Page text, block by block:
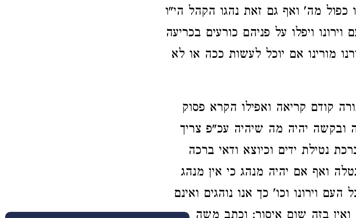
כפול מה' ואף גם זאת נהגו הקהל הי"ו
ויפלו על פניהם כורעים בכריעה
מורינו אם יוכל לעשות ככה או לא
קודם קריאה ואפילו הקרא פסוק
ובקשה יהיה מה שיהיה עכ"פ צריך
נטילת ידים וכיוצא ודאי ברכה
ואף אם יהיה מנהג כי אין מנהג
וירונו וכו' כך אנו נוהגים ואינם